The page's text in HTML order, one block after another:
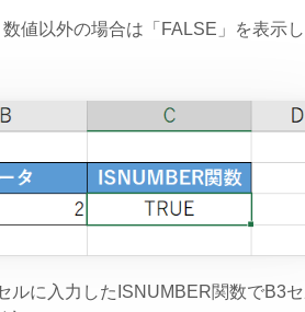
値以外の場合は「FALSE」を表示し
ルに入力したISNUMBER関数でB3